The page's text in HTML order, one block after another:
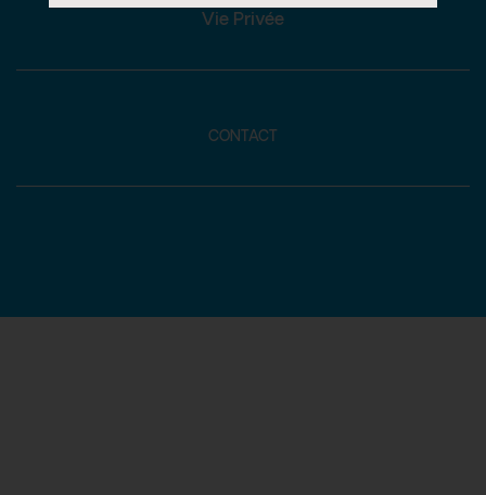
Vie Privée
CONTACT